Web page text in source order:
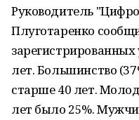
Руководитель
Плуготаренко
зарегистрированных
лет. Большинство
старше 40 лет.
лет было 25%.